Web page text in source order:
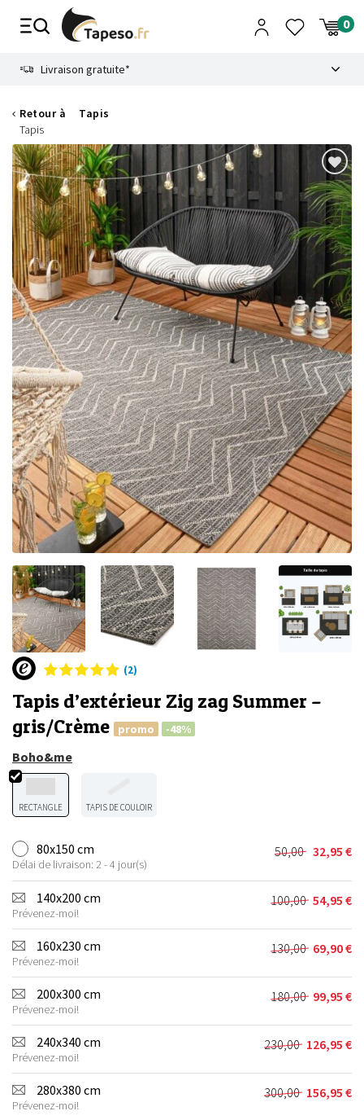
Livraison gratuite*
Retour à
Tapis
Tapis
(2)
Tapis d’extérieur Zig zag Summer –
gris/Crème
promo -48%
Boho&me
RECTANGLE TAPIS DE COULOIR
80x150 cm
Délai de livraison: 2 - 4 jour(s)
50,00
Le
prix
initial
était :
50,00 €.
32,95 €
Le
prix
actuel
est :
32,95 €.
140x200 cm
Prévenez-moi!
100,00
Le
prix
initial
était :
100,00 €.
54,95 €
Le
prix
actuel
est :
54,95 €.
160x230 cm
Prévenez-moi!
130,00
Le
prix
initial
était :
130,00 €.
69,90€
Le
prix
actuel
est :
69,90 €.
200x300 cm
Prévenez-moi!
180,00
Le
prix
initial
était :
180,00 €.
99,95 €
Le
prix
actuel
est :
99,95 €.
240x340 cm
Prévenez-moi!
230,00
Le
prix
initial
était :
126,95 €
Le
prix
actuel
est :
280x380 cm
Prévenez-moi!
300,00
Le 156,95 €
Le